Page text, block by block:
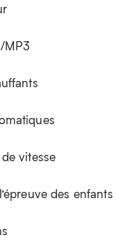
MP3
vitesse
des enfants